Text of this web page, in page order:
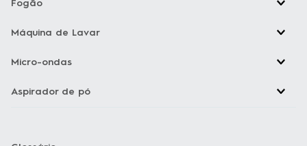
Fogão
Máquina de Lavar
Micro-ondas
Aspirador de pó